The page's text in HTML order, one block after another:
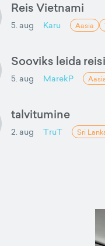
Reis Vietnami
5. aug Karu Aasia
Sooviks leida
5. aug MarekP
talvitumine
2. aug TruT Sri